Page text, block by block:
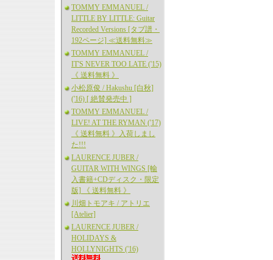
TOMMY EMMANUEL /
LITTLE BY LITTLE: Guitar
Recorded Versions [タブ譜・
192ページ] ≪送料無料≫
TOMMY EMMANUEL /
IT'S NEVER TOO LATE ('15)
《 送料無料 》
小松原俊 / Hakushu [白秋]
('16) [ 絶賛発売中 ]
TOMMY EMMANUEL /
LIVE! AT THE RYMAN ('17)
《 送料無料 》入荷しまし
た!!!
LAURENCE JUBER /
GUITAR WITH WINGS [輸
入書籍+CDディスク・限定
版] 《 送料無料 》
川畑トモアキ / アトリエ
[Atelier]
LAURENCE JUBER /
HOLIDAYS &
HOLLYNIGHTS ('16)